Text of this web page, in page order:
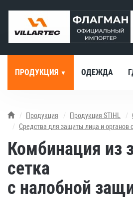
ПРОДУКЦИЯ ОДЕЖДА
Продукция Продукция STIHL
Средства для защиты лица и органов
Комбинация из
сетка
с налобной